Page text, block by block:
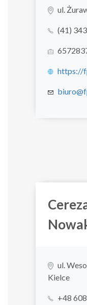
ul.
(41)
https://
ul.
Kielce
+48